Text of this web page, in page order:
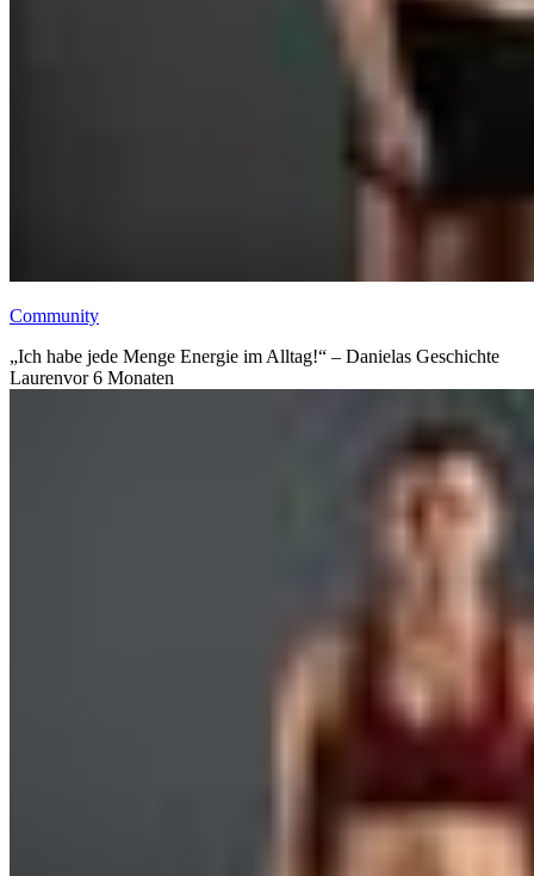
Community
„Ich habe jede Menge Energie im Alltag!“ – Danielas Geschichte
Laurenvor 6 Monaten